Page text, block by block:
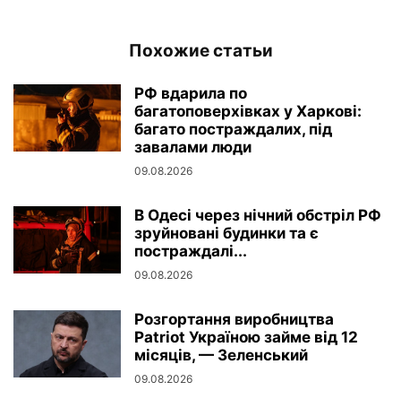
Похожие статьи
РФ вдарила по
багатоповерхівках у Харкові:
багато постраждалих, під
завалами люди
09.08.2026
В Одесі через нічний обстріл РФ
зруйновані будинки та є
постраждалі...
09.08.2026
Розгортання виробництва
Patriot Україною займе від 12
місяців, — Зеленський
09.08.2026